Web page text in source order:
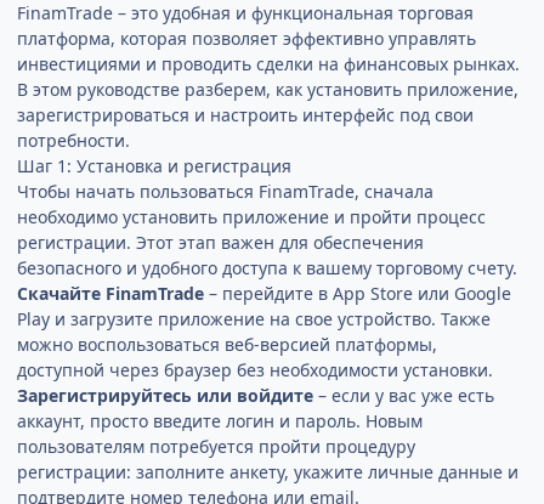
FinamTrade – это удобная и функциональная торговая
платформа, которая позволяет эффективно управлять
инвестициями и проводить сделки на финансовых рынках.
В этом руководстве разберем, как установить приложение,
зарегистрироваться и настроить интерфейс под свои
потребности.
Шаг 1: Установка и регистрация
Чтобы начать пользоваться FinamTrade, сначала
необходимо установить приложение и пройти процесс
регистрации. Этот этап важен для обеспечения
безопасного и удобного доступа к вашему торговому счету.
Скачайте FinamTrade – перейдите в App Store или Google
Play и загрузите приложение на свое устройство. Также
можно воспользоваться веб-версией платформы,
доступной через браузер без необходимости установки.
Зарегистрируйтесь или войдите – если у вас уже есть
аккаунт, просто введите логин и пароль. Новым
пользователям потребуется пройти процедуру
регистрации: заполните анкету, укажите личные данные и
подтвердите номер телефона или email.